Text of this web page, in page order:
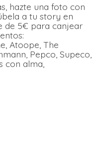
hazte una foto con
a tu story en
de 5€ para canjear
Atoope, The
Pepco, Supeco,
con alma,